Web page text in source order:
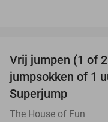
Vrij jumpen (1 of
jumpsokken of 1
Superjump
The House of Fun